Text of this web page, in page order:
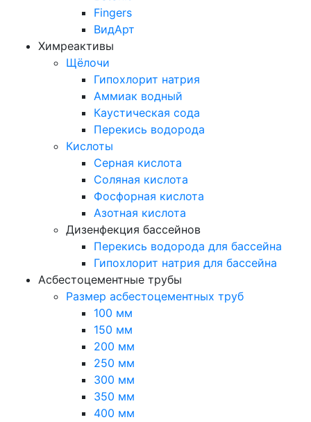
Fingers
ВидАрт
Химреактивы
Щёлочи
Гипохлорит натрия
Аммиак водный
Каустическая сода
Перекись водорода
Кислоты
Серная кислота
Соляная кислота
Фосфорная кислота
Азотная кислота
Дизенфекция бассейнов
Перекись водорода для бассейна
Гипохлорит натрия для бассейна
Асбестоцементные трубы
Размер асбестоцементных труб
100 мм
150 мм
200 мм
250 мм
300 мм
350 мм
400 мм